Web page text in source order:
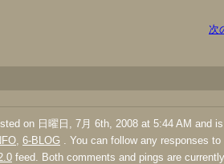
次
on 日曜日, 7月 6th, 2008 at 5:44 AM and
, 6-BLOG . You can follow any responses
feed. Both comments and pings are